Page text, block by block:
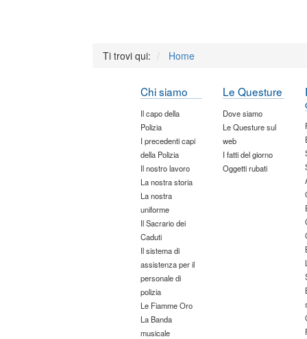
Ti trovi qui: Home
Chi siamo
Il capo della
Polizia
I precedenti capi
della Polizia
Il nostro lavoro
La nostra storia
La nostra
uniforme
Il Sacrario dei
Caduti
Il sistema di
assistenza per il
personale di
polizia
Le Fiamme Oro
La Banda
musicale
Le Questure
Dove siamo
Le Questure sul
web
I fatti del giorno
Oggetti rubati